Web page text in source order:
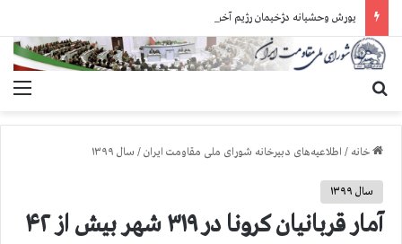
خانه / اطلاعیه‌های دبیرخانه شورای ملی مقاومت ایران/ سال ۱۳۹۹
سال ۱۳۹۹
آمار قربانیان کرونا در ۳۱۹ شهر بیش از ۴۲